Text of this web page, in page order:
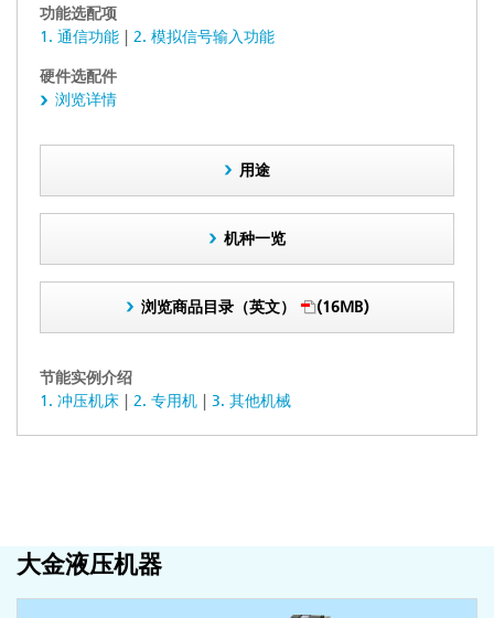
功能选配项
1. 通信功能
2. 模拟信号输入功能
硬件选配件
浏览详情
用途
机种一览
浏览商品目录（英文） (16MB)
节能实例介绍
1. 冲压机床
2. 专用机 3. 其他机械
大金液压机器